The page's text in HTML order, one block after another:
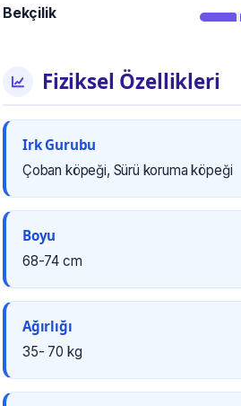
Bekçilik
Fiziksel Özellikleri
Irk Gurubu
Çoban köpeği, Sürü koruma köpeği
Boyu
68-74 cm
Ağırlığı
35- 70 kg